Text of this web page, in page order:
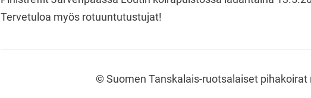
Tervetuloa myös rotuuntutustujat!
©Suomen Tanskalais-ruotsalaiset pihakoirat